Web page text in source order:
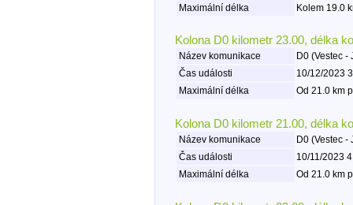
Maximální délka
Kolem 19.0
Kolona D0 kilometr 23.00, délka
Název komunikace
D0 (Vestec -
Čas události
10/12/2023
Maximální délka
Od 21.0 km
Kolona D0 kilometr 21.00, délka
Název komunikace
D0 (Vestec -
Čas události
10/11/2023
Maximální délka
Od 21.0 km